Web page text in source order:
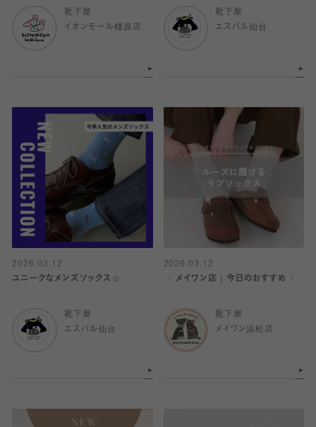
靴下屋
イオンモール橿原店
靴下屋
エスパル仙台
2026.03.12
ユニークなメンズソックス☆
靴下屋
エスパル仙台
2026.03.12
〈 メイワン店｜今日のおすすめ 〉
靴下屋
メイワン浜松店